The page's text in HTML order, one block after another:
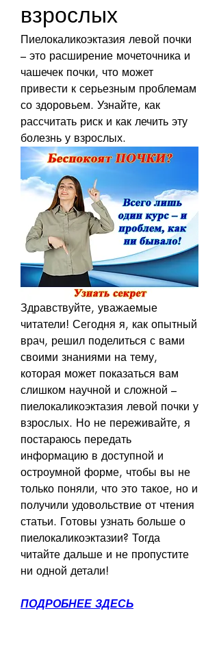
взрослых
Пиелокаликоэктазия левой почки
– это расширение мочеточника и
чашечек почки, что может
привести к серьезным проблемам
со здоровьем. Узнайте, как
рассчитать риск и как лечить эту
болезнь у взрослых.
Здравствуйте, уважаемые
читатели! Сегодня я, как опытный
врач, решил поделиться с вами
своими знаниями на тему,
которая может показаться вам
слишком научной и сложной –
пиелокаликоэктазия левой почки у
взрослых. Но не переживайте, я
постараюсь передать
информацию в доступной и
остроумной форме, чтобы вы не
только поняли, что это такое, но и
получили удовольствие от чтения
статьи. Готовы узнать больше о
пиелокаликоэктазии? Тогда
читайте дальше и не пропустите
ни одной детали!
ПОДРОБНЕЕ ЗДЕСЬ